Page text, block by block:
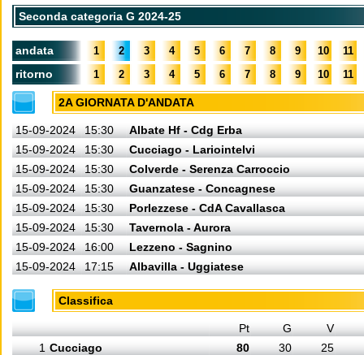
Seconda categoria G 2024-25
andata 1 2 3 4 5 6 7 8 9 10 11
ritorno 1 2 3 4 5 6 7 8 9 10 11
2A GIORNATA D'ANDATA
15-09-2024 15:30
Albate Hf - Cdg Erba
15-09-2024
15:30
Cucciago - Lariointelvi
15-09-2024
15:30
Colverde - Serenza Carroccio
15-09-2024
15:30
Guanzatese - Concagnese
15-09-2024
15:30
Porlezzese - CdA Cavallasca
15-09-2024
15:30
Tavernola - Aurora
15-09-2024
16:00
Lezzeno - Sagnino
15-09-2024
17:15 Albavilla - Uggiatese
Classifica
Pt G
V
1 Cucciago 80 30
25